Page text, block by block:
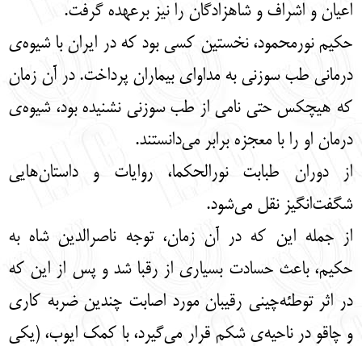
اعیان و اشراف و شاهزادگان را نیز برعهده گرفت.
حکیم نورمحمود، نخستین کسی بود که در ایران با شیوه‌ی
درمانی طب سوزنی به مداوای بیماران ‌پرداخت. در آن زمان
که هیچکس حتی نامی از طب سوزنی نشنیده بود، شیوه‌ی
درمان او را با معجزه برابر می‌دانستند.
از دوران طبابت نورالحکما، روایات و داستان‌هایی
شگفت‌انگیز نقل می‌شود.
از جمله این که در آن زمان، توجه ناصرالدین شاه به
حکیم، باعث حسادت بسیاری از رقبا شد و پس از این که
در اثر توطئه‌چینی رقیبان مورد اصابت چندین ضربه کاری
و چاقو در ناحیه‌ی شکم قرار می‌گیرد، با کمک ایوب، (یکی